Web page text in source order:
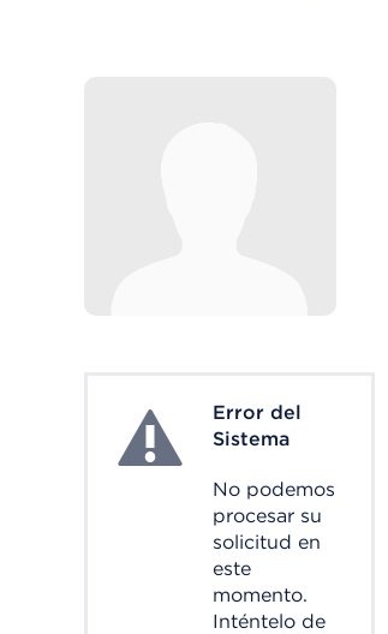
System ErrorError del
Sistema
No podemos
procesar su
solicitud en
este
momento.
Inténtelo de